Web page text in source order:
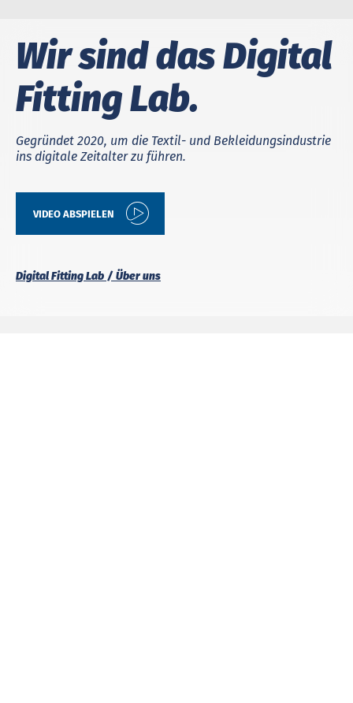
Digital Fitting Lab Über uns
Wir sind das Digital
Fitting Lab.
Gegründet 2020, um die Textil- und Bekleidungsindustrie
ins digitale Zeitalter zu führen.
VIDEO ABSPIELEN